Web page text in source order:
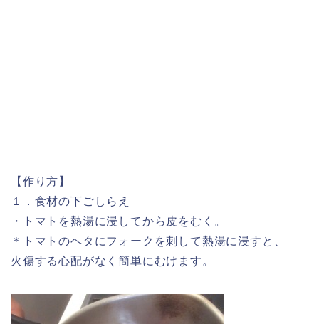
【作り方】
１．食材の下ごしらえ
・トマトを熱湯に浸してから皮をむく。
＊トマトのヘタにフォークを刺して熱湯に浸すと、
火傷する心配がなく簡単にむけます。